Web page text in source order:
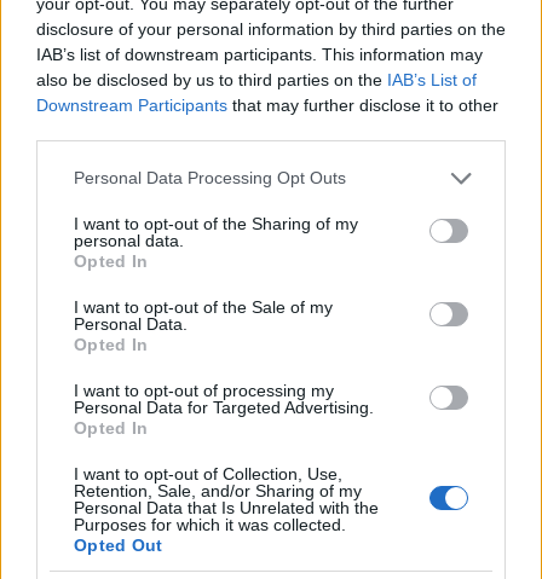
disclosure of your personal information by third parties on the
IAB’s list of downstream participants. This information may
also be disclosed by us to third parties on the IAB’s List of
Downstream Participants that may further disclose it to other
Please note that this website/app uses one or more Google
not limited to your visit or usage behaviour. You may click to
grant or deny consent to Google and its third-party tags to
use your data for below specified purposes in below Google
consent section.
Personal Data Processing Opt Outs
I want to opt-out of the Sharing of my
personal data.
Opted In
I want to opt-out of the Sale of my
Personal Data.
Opted In
I want to opt-out of processing my
Personal Data for Targeted Advertising.
Opted In
I want to opt-out of Collection, Use,
Retention, Sale, and/or Sharing of my
Personal Data that Is Unrelated with the
Purposes for which it was collected.
Opted Out
elviszlek téged!
Aki megszólalt, egy öregember volt. Szeretet olyan
hálás volt és olyan boldog, hogy elfelejtette
megkérdezni az öreg nevét.
Amikor földet értek, az öreg elment. Szeretet úgy
Tudást:
- Tudás, meg tudod mondani, ki segített nekem?- Az
Idő volt- mondta a Tudás.- Az Idő?- kérdezte
Szeretet.
Miért segített rajtam az Idő? A Tudás válaszolt: -
Mert csak az Idő érti meg, hogy milyen fontos az,
hogy életben maradjon a Szeretet!”
Ha szívesen olvasnál még Zitától, látogass ela
blogjára!
A moderálási alapelveket